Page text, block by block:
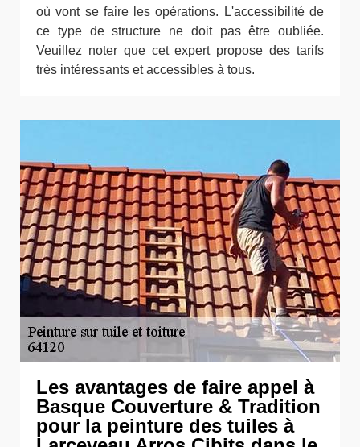
où vont se faire les opérations. L'accessibilité de
ce type de structure ne doit pas être oubliée.
Veuillez noter que cet expert propose des tarifs
très intéressants et accessibles à tous.
Les avantages de faire appel à
Basque Couverture & Tradition
pour la peinture des tuiles à